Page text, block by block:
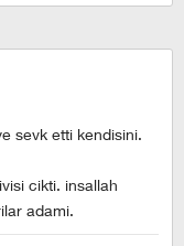
sevk etti kendisini.
cikti. insallah
adami.